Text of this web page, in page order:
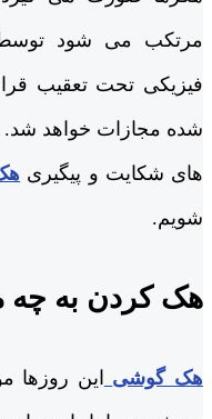
مرتکب می شود
فیزیکی تحت تعقیب
شده مجازات خواهد
های شکایت و پیگیری
شویم.
هک کردن به
هک گوشی
این روزها